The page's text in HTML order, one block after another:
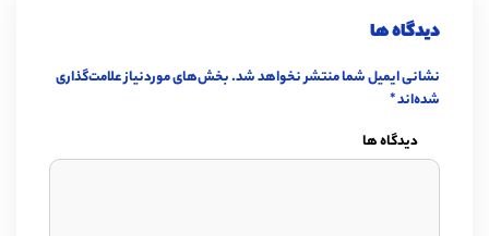
دیدگاه ها
نشانی ایمیل شما منتشر نخواهد شد.بخش‌های موردنیاز علامت‌گذاری
شده‌اند*
دیدگاه ها